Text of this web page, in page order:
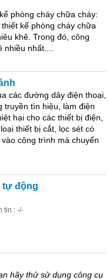
phòng cháy chữa cháy:
kế phòng cháy chữa
khê. Trong đó, công
nhất....
các đường dây điện thoại,
truyền tín hiệu, làm điện
hại cho các thiết bị điện,
thiết bị cắt, lọc sét có
công trình mà chuyển
tự động
tin : -/-
hãy thử sử dụng công cụ